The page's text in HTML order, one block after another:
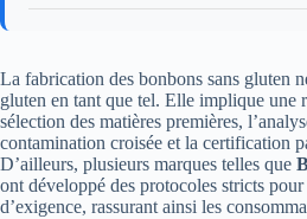
La fabrication des bonbons sans gluten
gluten en tant que tel. Elle implique une
sélection des matières premières,
contamination croisée et la certification
D’ailleurs, plusieurs marques telles que
ont développé des protocoles stricts
d’exigence, rassurant ainsi les